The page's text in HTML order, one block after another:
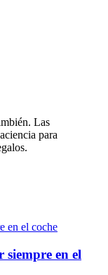
Las
para
siempre en el